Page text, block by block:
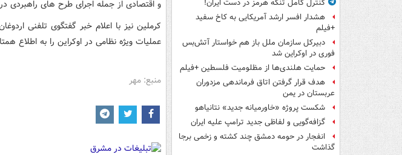
کنترل کامل تنگه هرمز در دست ایران!
هشدار افسر ارشد آمریکایی به کاخ سفید
+فیلم
دبیرکل سازمان ملل باز هم خواستار آتش‌بس
فوری در اوکراین شد
حمایت هلندی‌ها از مظلومیت فلسطین +فیلم
هدف قرار گرفتن اتاق‌ فرماندهی مزدوران
عربستان در یمن
شکست پروژه «خاورمیانه جدید» نتانیاهو
گزافه‌گویی و لفاظی جدید ترامپ علیه ایران
انفجار در حومه دمشق چند کشته و زخمی برجا
گذاشت
و اقتصادی از جمله اجرای طرح های راهبردی
کرملین نیز با اعلام خبر گفتگوی تلفنی
عملیات ویژه نظامی در اوکراین را به اطلاع
منبع: مهر